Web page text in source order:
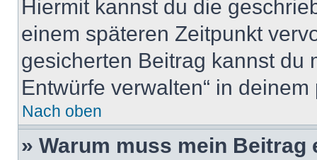
Hiermit kannst du die
einem späteren Zeitpunkt
gesicherten Beitrag kannst du
Entwürfe verwalten“ in
Nach oben
» Warum muss mein